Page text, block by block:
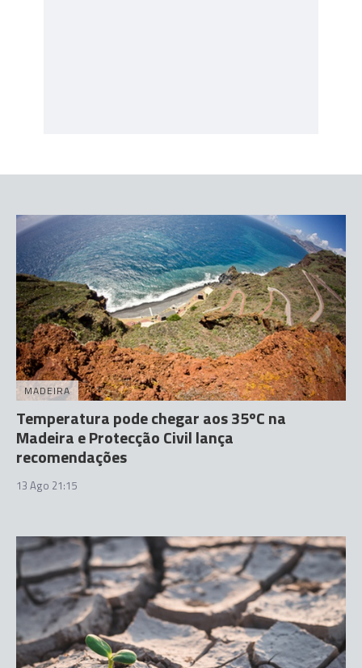
MADEIRA
Temperatura pode chegar aos 35ºC na
Madeira e Protecção Civil lança
recomendações
13 Ago 21:15